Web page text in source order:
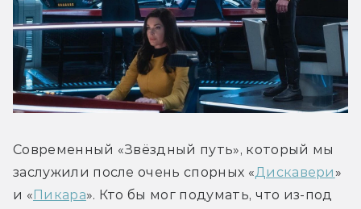
Современный «Звёздный путь», который мы
заслужили после очень спорных «Дискавери »
и « Пикара». Кто бы мог подумать, что из-под